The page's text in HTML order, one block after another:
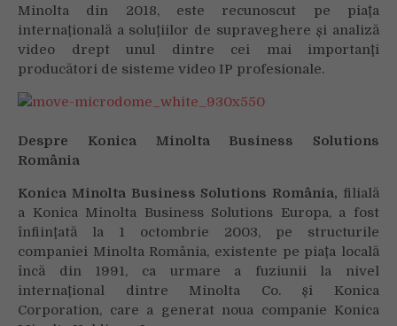
Minolta din 2018, este recunoscut pe piaţa
internaţională a soluţiilor de supraveghere și analiză
video drept unul dintre cei mai importanţi
producători de sisteme video IP profesionale.
Despre Konica Minolta Business Solutions
România
Konica Minolta Business Solutions România, filială
a Konica Minolta Business Solutions Europa, a fost
înfiinţată la 1 octombrie 2003, pe structurile
companiei Minolta România, existente pe piaţa locală
încă din 1991, ca urmare a fuziunii la nivel
internaţional dintre Minolta Co. şi Konica
Corporation, care a generat noua companie Konica